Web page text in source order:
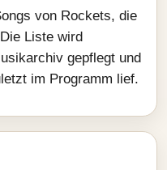
von Rockets, die
Liste wird
gepflegt und
im Programm lief.